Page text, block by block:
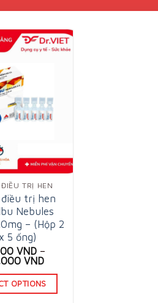
TRỊ HEN
trị hen
Nebules
– (Hộp 2
5 ống)
VND –
VND
OPTIONS